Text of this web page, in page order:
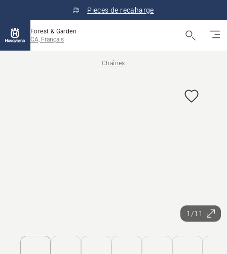
Pieces de recaharge
Forest & Garden
CA, Français
Chaînes
1/11